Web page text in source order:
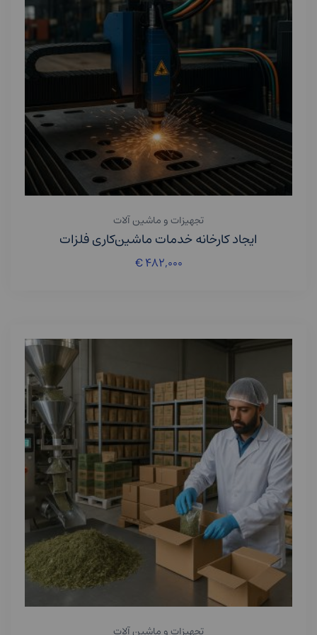
تجهیزات و ماشین آلات
ایجاد کارخانه خدمات ماشین‌کاری فلزات
€۴۸۲,۰۰۰
تجهیزات و ماشین آلات